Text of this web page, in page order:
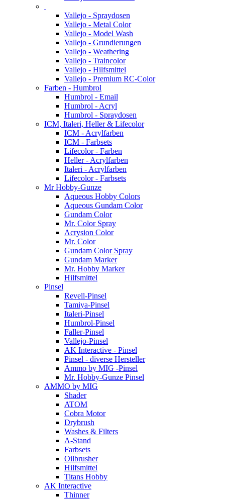
Vallejo - Spraydosen
Vallejo - Metal Color
Vallejo - Model Wash
Vallejo - Grundierungen
Vallejo - Weathering
Vallejo - Traincolor
Vallejo - Hilfsmittel
Vallejo - Premium RC-Color
Farben - Humbrol
Humbrol - Email
Humbrol - Acryl
Humbrol - Spraydosen
ICM, Italeri, Heller & Lifecolor
ICM - Acrylfarben
ICM - Farbsets
Lifecolor - Farben
Heller - Acrylfarben
Italeri - Acrylfarben
Lifecolor - Farbsets
Mr Hobby-Gunze
Aqueous Hobby Colors
Aqueous Gundam Color
Gundam Color
Mr. Color Spray
Acrysion Color
Mr. Color
Gundam Color Spray
Gundam Marker
Mr. Hobby Marker
Hilfsmittel
Pinsel
Revell-Pinsel
Tamiya-Pinsel
Italeri-Pinsel
Humbrol-Pinsel
Faller-Pinsel
Vallejo-Pinsel
AK Interactive - Pinsel
Pinsel - diverse Hersteller
Ammo by MIG -Pinsel
Mr. Hobby-Gunze Pinsel
AMMO by MIG
Shader
ATOM
Cobra Motor
Drybrush
Washes & Filters
A-Stand
Farbsets
Oilbrusher
Hilfsmittel
Titans Hobby
AK Interactive
Thinner